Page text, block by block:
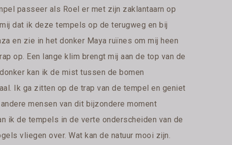
passeer als Roel er met zijn zaklantaarn op
dat ik deze tempels op de terugweg en bij
en zie in het donker Maya ruïnes om mij heen
op. Een lange klim brengt mij aan de top van de
kan ik de mist tussen de bomen
Ik ga zitten op de trap van de tempel en geniet
mensen van dit bijzondere moment
ik de tempels in de verte onderscheiden van de
vliegen over. Wat kan de natuur mooi zijn.